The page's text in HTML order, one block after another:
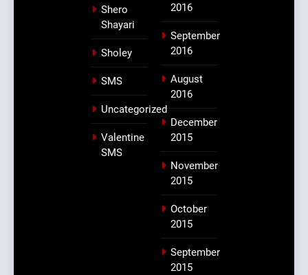
Shero
Shayari
Sholey
SMS
Uncategorized
Valentine
SMS
2016
September
2016
August
2016
December
2015
November
2015
October
2015
September
2015